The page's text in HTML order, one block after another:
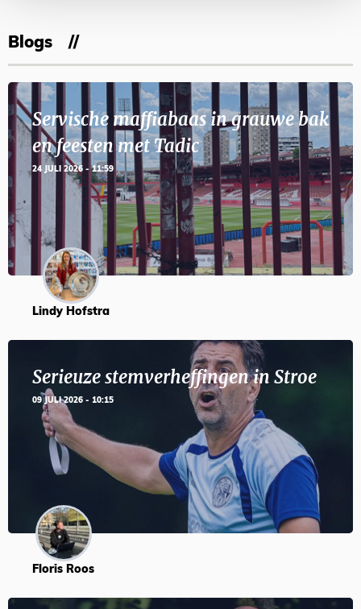
Blogs
Servische maffiabaas in grauwe bak
en feesten met Tadic
24 JULI 2026 - 11:59
Lindy Hofstra
Serieuze stemverheffingen in Stroe
09 JULI 2026 - 10:15
Floris Roos